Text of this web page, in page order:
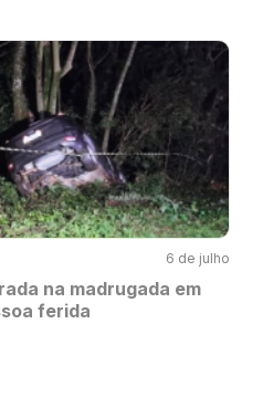
6 de julho
na madrugada em
ferida